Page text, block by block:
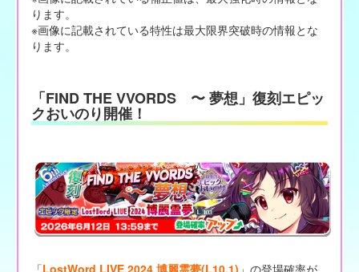
ります。
※画像に記載されている特性は最大限界突破時の情報とな
ります。
「FIND THE VVORDS 〜 夢想」復刻エピッ
クおいのり開催！